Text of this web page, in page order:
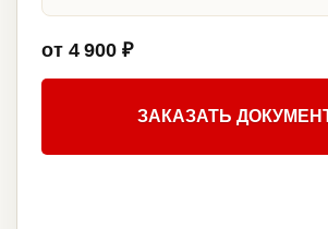
от 4 900 ₽
ЗАКАЗАТЬ